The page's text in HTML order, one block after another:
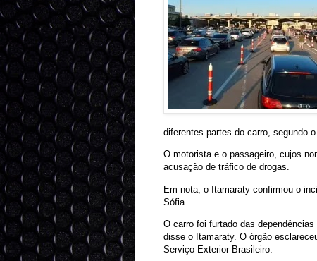
diferentes partes do carro, segundo
O motorista e o passageiro, cujos
acusação de tráfico de drogas.
Em nota, o Itamaraty confirmou o
Sófia
O carro foi furtado das
disse o Itamaraty. O órgão
Serviço Exterior Brasileiro.